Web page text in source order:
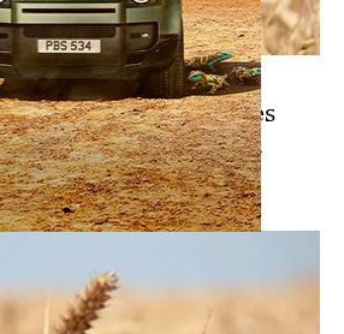
43% de la production des
2023-2024 au